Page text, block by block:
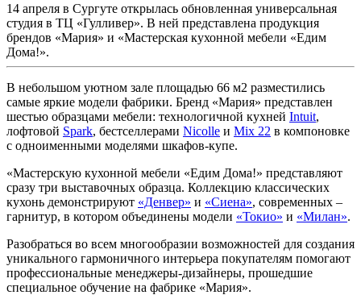
14 апреля в Сургуте открылась обновленная универсальная
студия в ТЦ «Гулливер». В ней представлена продукция
брендов «Мария» и «Мастерская кухонной мебели «Едим
Дома!».
В небольшом уютном зале площадью 66 м2 разместились
самые яркие модели фабрики. Бренд «Мария» представлен
шестью образцами мебели: технологичной кухней Intuit,
лофтовой Spark, бестселлерами Nicolle и Mix 22 в компоновке
с одноименными моделями шкафов-купе.
«Мастерскую кухонной мебели «Едим Дома!» представляют
сразу три выставочных образца. Коллекцию классических
кухонь демонстрируют «Денвер» и «Сиена», современных –
гарнитур, в котором объединены модели «Токио» и «Милан».
Разобраться во всем многообразии возможностей для создания
уникального гармоничного интерьера покупателям помогают
профессиональные менеджеры-дизайнеры, прошедшие
специальное обучение на фабрике «Мария».